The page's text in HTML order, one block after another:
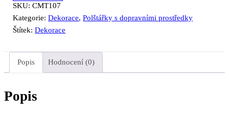
SKU:CMT107
Kategorie:Dekorace,Polštářky s dopravními prostředky
Štítek:Dekorace
Popis Hodnocení (0)
Popis